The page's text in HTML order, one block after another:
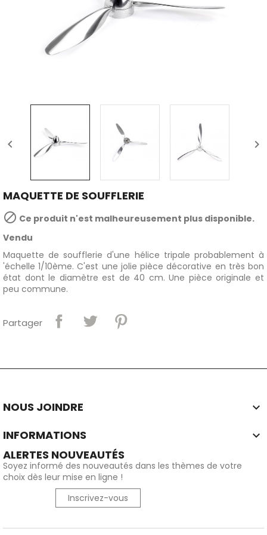
 
MAQUETTE DE SOUFFLERIE
 Ce produit n'est malheureusement plus disponible.
Vendu
Maquette de soufflerie d'une hélice tripale probablement à
'échelle 1/10ème. C'est une jolie pièce décorative en très bon
état dont le diamètre est de 40 cm. Une pièce originale et
peu commune.
Partager
NOUS JOINDRE 
INFORMATIONS 
ALERTES NOUVEAUTÉS
Soyez informé des nouveautés dans les thèmes de votre
choix dès leur mise en ligne !
Inscrivez-vous